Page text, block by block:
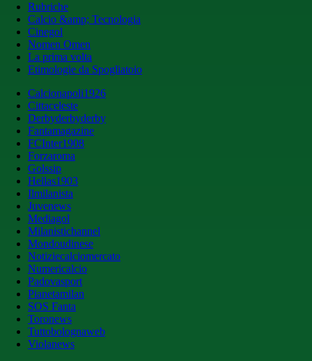
Rubriche
Calcio &amp; Tecnologia
Cinegol
Nomen Omen
La prima volta
Etimologie da Spogliatoio
Calcionapoli1926
Cittaceleste
Derbyderbyderby
Fantamagazine
FCInter1908
Forzaroma
Golssip
Hellas1903
Ilmilanista
Juvenews
Mediagol
Milanistichannel
Mondoudinese
Notiziecalciomercato
Numericalcio
Padovasport
Pianetamilan
SOS Fanta
Toronews
Tuttobolognaweb
Violanews